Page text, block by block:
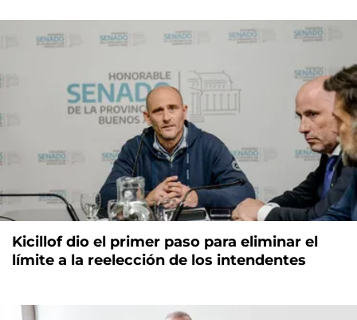
Kicillof dio el primer paso para eliminar el
límite a la reelección de los intendentes